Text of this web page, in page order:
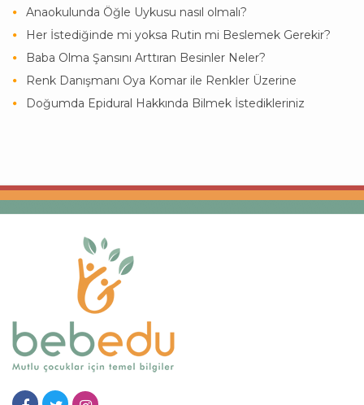
Anaokulunda Öğle Uykusu nasıl olmalı?
Her İstediğinde mi yoksa Rutin mi Beslemek Gerekir?
Baba Olma Şansını Arttıran Besinler Neler?
Renk Danışmanı Oya Komar ile Renkler Üzerine
Doğumda Epidural Hakkında Bilmek İstedikleriniz